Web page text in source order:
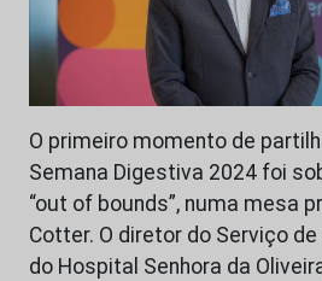
O primeiro momento de
Semana Digestiva 2024 foi
“out of bounds”, numa mesa
Cotter. O diretor do Serviço
do Hospital Senhora da